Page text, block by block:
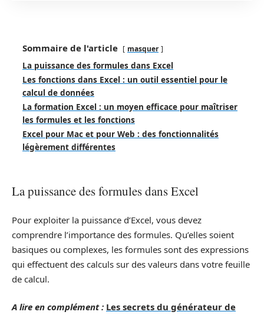
Sommaire de l'article masquer
La puissance des formules dans Excel
Les fonctions dans Excel : un outil essentiel pour le
calcul de données
La formation Excel : un moyen efficace pour maîtriser
les formules et les fonctions
Excel pour Mac et pour Web : des fonctionnalités
légèrement différentes
La puissance des formules dans Excel
Pour exploiter la puissance d’Excel, vous devez
comprendre l’importance des formules. Qu’elles soient
basiques ou complexes, les formules sont des expressions
qui effectuent des calculs sur des valeurs dans votre feuille
de calcul.
A lire en complément : Les secrets du générateur de